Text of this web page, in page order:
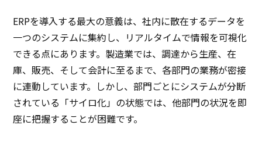
ERPを導入する最大の意義は、社内に散在するデータを
一つのシステムに集約し、リアルタイムで情報を可視化
できる点にあります。製造業では、調達から生産、在
庫、販売、そして会計に至るまで、各部門の業務が密接
に連動しています。しかし、部門ごとにシステムが分断
されている「サイロ化」の状態では、他部門の状況を即
座に把握することが困難です。